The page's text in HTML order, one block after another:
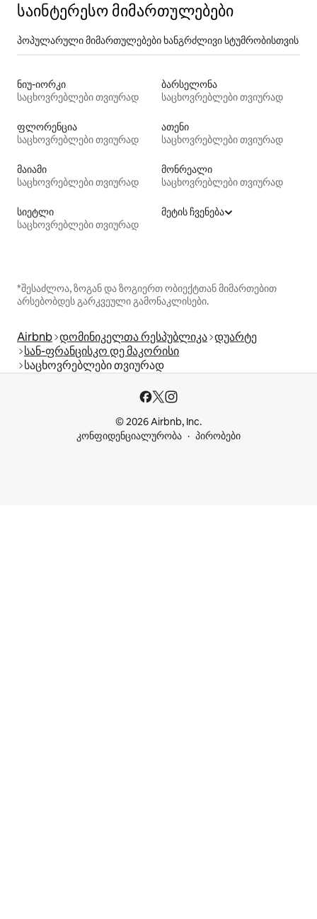
საინტერესო მიმართულებები
პოპულარული მიმართულებები ხანგრძლივი სტუმრობისთვის
ნიუ-იორკი
საცხოვრებლები თვიურად
ბარსელონა
საცხოვრებლები თვიურად
ფლორენცია
საცხოვრებლები თვიურად
ათენი
საცხოვრებლები თვიურად
მაიამი
საცხოვრებლები თვიურად
მონრეალი
საცხოვრებლები თვიურად
სიეტლი
საცხოვრებლები თვიურად
მეტის ჩვენება
*შესაძლოა, ზოგან და ზოგიერთ ობიექტთან მიმართებით
არსებობდეს გარკვეული გამონაკლისები.
Airbnb დომინიკელთა რესპუბლიკა დუარტე
სან-ფრანცისკო დე მაკორისი
საცხოვრებლები თვიურად
© 2026 Airbnb, Inc.
კონფიდენციალურობა
პირობები